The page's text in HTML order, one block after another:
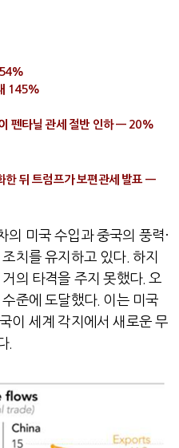
145%
펜타닐 관세 절반 인하 — 20%
한 뒤 트럼프가 보편관세 발표 —
의 미국 수입과 중국의 풍력·
치를 유지하고 있다. 하지
의 타격을 주지 못했다.오
준에 도달했다. 이는 미국
이 세계 각지에서 새로운 무
.